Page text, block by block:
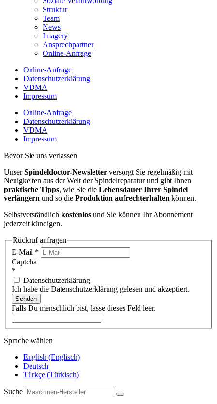
Struktur
Team
News
Imagery
Ansprechpartner
Online-Anfrage
Online-Anfrage
Datenschutzerklärung
VDMA
Impressum
Online-Anfrage
Datenschutzerklärung
VDMA
Impressum
Bevor Sie uns verlassen
UnserSpindeldoctor-Newsletter versorgt Sie regelmäßig mit
Neuigkeiten aus der Welt der Spindelreparatur und gibt Ihnen
praktische Tipps, wie Sie die Lebensdauer Ihrer Spindel
verlängern und so die Produktion aufrechterhalten können.
Selbstverständlich kostenlos und Sie können Ihr Abonnement
jederzeit kündigen.
Rückruf anfragen
E-Mail *
Captcha
*
Datenschutzerklärung
Ich habe die Datenschutzerklärung gelesen und akzeptiert.
Senden
Falls Du menschlich bist, lasse dieses Feld leer.
Sprache wählen
English (Englisch)
Deutsch
Türkçe (Türkisch)
Suche